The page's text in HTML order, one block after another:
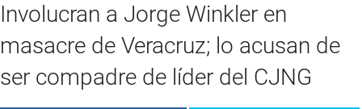
Involucran a Jorge Winkler en
masacre de Veracruz; lo acusan de
ser compadre de líder del CJNG